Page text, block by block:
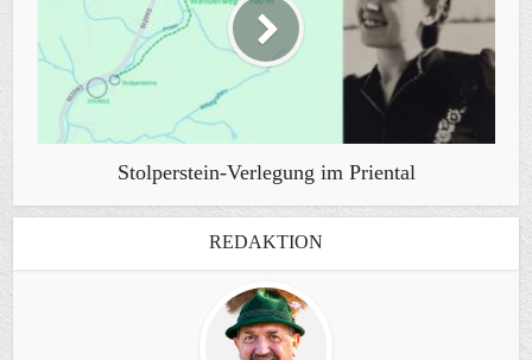
Stolperstein-Verlegung im Priental
REDAKTION